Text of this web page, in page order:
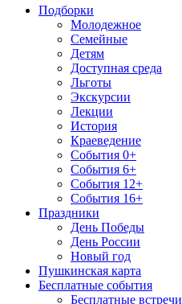
Подборки
Молодежное
Семейные
Детям
Доступная среда
Льготы
Экскурсии
Лекции
История
Краеведение
События 0+
События 6+
События 12+
События 16+
Праздники
День Победы
День России
Новый год
Пушкинская карта
Бесплатные события
Бесплатные встречи